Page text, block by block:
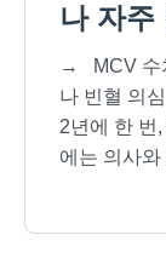
나 자주
→
MCV 수
나 빈혈 의
2년에 한 번
에는 의사